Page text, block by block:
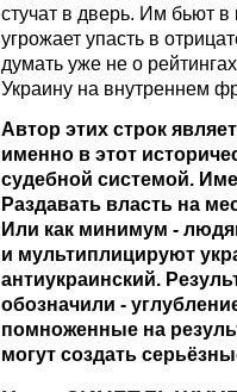
стучат в дверь. Им бьют в
угрожает упасть в
думать уже не о
Украину на внутреннем
Автор этих строк
именно в этот
судебной системой.
Раздавать власть на
Или как минимум -
и мультиплицируют
антиукраинский.
обозначили -
помноженные на
могут создать